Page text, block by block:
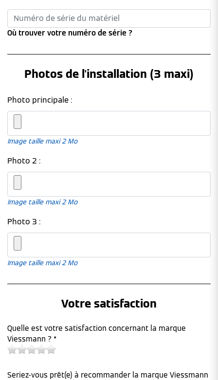
Où trouver votre numéro de série ?
Photos de l'installation (3 maxi)
Photo principale :
Image taille maxi 2 Mo
Photo 2 :
Image taille maxi 2 Mo
Photo 3 :
Image taille maxi 2 Mo
Votre satisfaction
Quelle est votre satisfaction concernant la marque
Viessmann ? *
Seriez-vous prêt(e) à recommander la marque Viessmann